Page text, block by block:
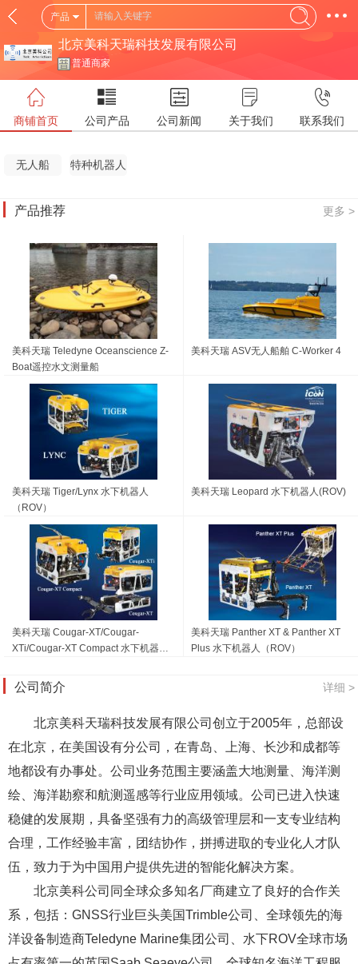
产品
北京美科天瑞科技发展有限公司
普通商家
商铺首页 公司产品 公司新闻 关于我们 联系我们
无人船
特种机器人
产品推荐 更多 >
美科天瑞 Teledyne Oceanscience Z-
Boat遥控水文测量船
美科天瑞 ASV无人船舶 C-Worker 4
美科天瑞 Tiger/Lynx 水下机器人
（ROV）
美科天瑞 Leopard 水下机器人(ROV)
美科天瑞 Cougar-XT/Cougar-
XTi/Cougar-XT Compact 水下机器人
美科天瑞 Panther XT & Panther XT
Plus 水下机器人（ROV）
公司简介 详细 >
北京美科天瑞科技发展有限公司创立于2005年，总部设
在北京，在美国设有分公司，在青岛、上海、长沙和成都等
地都设有办事处。公司业务范围主要涵盖大地测量、海洋测
绘、海洋勘察和航测遥感等行业应用领域。公司已进入快速
稳健的发展期，具备坚强有力的高级管理层和一支专业结构
合理，工作经验丰富，团结协作，拼搏进取的专业化人才队
伍，致力于为中国用户提供先进的智能化解决方案。
北京美科公司同全球众多知名厂商建立了良好的合作关
系，包括：GNSS行业巨头美国Trimble公司、全球领先的海
洋设备制造商Teledyne Marine集团公司、水下ROV全球市场